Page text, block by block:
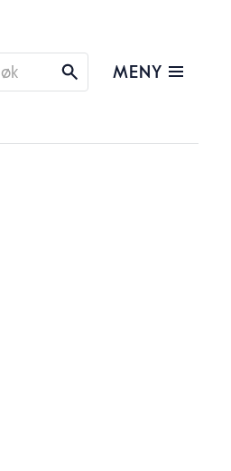
MENY